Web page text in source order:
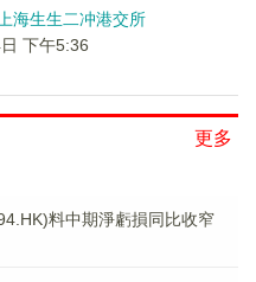
海生生二冲港交所
下午5:36
更多
料中期淨虧損同比收窄